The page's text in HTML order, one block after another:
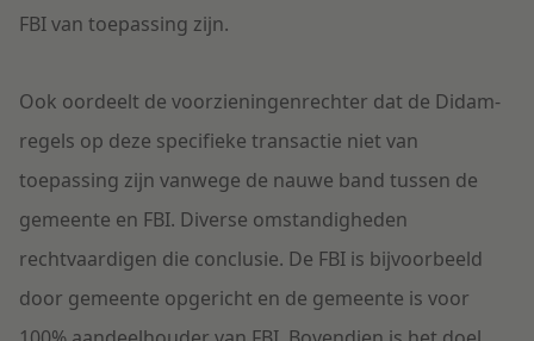
FBI van toepassing zijn.
Ook oordeelt de voorzieningenrechter dat de Didam-
regels op deze specifieke transactie niet van
toepassing zijn vanwege de nauwe band tussen de
gemeente en FBI. Diverse omstandigheden
rechtvaardigen die conclusie. De FBI is bijvoorbeeld
door gemeente opgericht en de gemeente is voor